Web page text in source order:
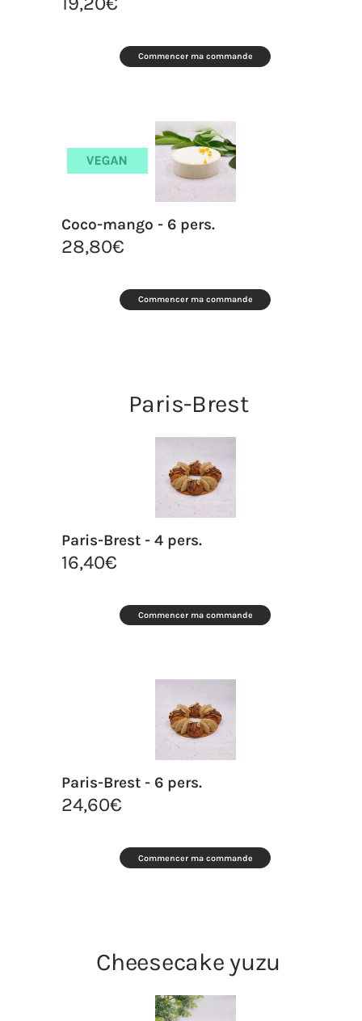
Commencer ma commande
Coco-mango - 6 pers.
28,80€
Commencer ma commande
Paris-Brest
Paris-Brest - 4 pers.
16,40€
Commencer ma commande
Paris-Brest - 6 pers.
24,60€
Commencer ma commande
Cheesecake yuzu